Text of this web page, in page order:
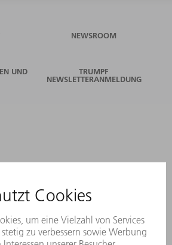
NEWSROOM
UND
TRUMPF
NEWSLETTERANMELDUNG
TERMINE